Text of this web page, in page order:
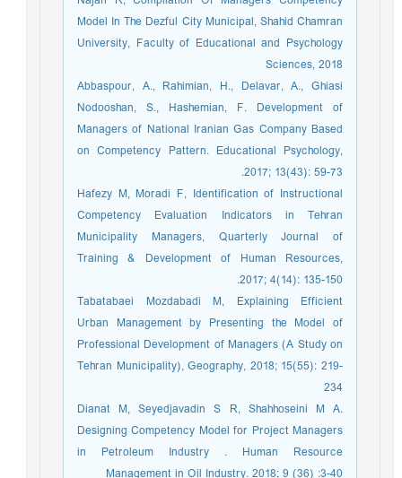
Model In The Dezful City Municipal, Shahid Chamran
University, Faculty of Educational and Psychology
Sciences, 2018
Abbaspour, A., Rahimian, H., Delavar, A., Ghiasi
Nodooshan, S., Hashemian, F. Development of
Managers of National Iranian Gas Company Based
on Competency Pattern. Educational Psychology,
2017; 13(43): 59-73.
Hafezy M, Moradi F, Identification of Instructional
Competency Evaluation Indicators in Tehran
Municipality Managers, Quarterly Journal of
Training & Development of Human Resources,
2017; 4(14): 135-150.
Tabatabaei Mozdabadi M, Explaining Efficient
Urban Management by Presenting the Model of
Professional Development of Managers (A Study on
Tehran Municipality), Geography, 2018; 15(55): 219-
234
Dianat M, Seyedjavadin S R, Shahhoseini M A.
Designing Competency Model for Project Managers
in Petroleum Industry . Human Resource